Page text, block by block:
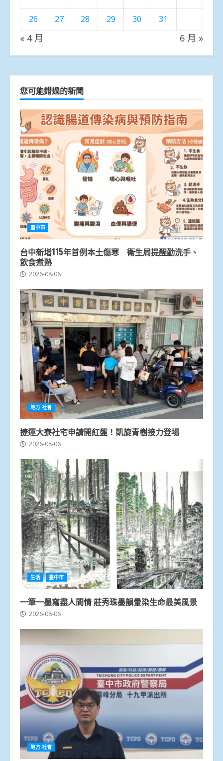
26
27 28 29 30 31
« 4 月 6 月 »
您可能錯過的新聞
臺中市
台中新增115年首例本土傷寒 衛生局提醒勤洗手、
飲食煮熟
2026-08-06
地方.社會
捷運大寮社宅申請開紅盤！凱旋青樹接力登場
2026-08-06
生活 臺中市
一筆一墨寫盡人間情 莊秀珠墨韻暈染生命最美風景
2026-08-06
地方.社會